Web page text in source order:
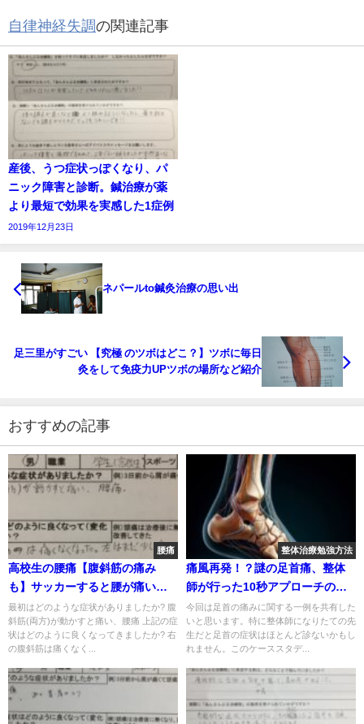
自律神経失調の関連記事
産後、うつ症状っぽくなり、パ
ニック障害と診断。鍼治療が薬
より最短で効果を実感した1症例
2019年12月23日
ネパールto鍼灸治療の思い出
足三里がすごい 【究極 のツボはどこ？】ツボに毎日
灸をして免疫力UPツボの場所など紹介
おすすめの記事
腰痛
高校生の腰痛【腹斜筋の痛み
も】サッカーすると腰が痛い整
体で改善した1症例
最初はどのような症状がありましたか? 腹
斜筋(両方)が動かすと痛い、腰痛 上記の症
状はどのように良くなってきましたか? 右
の腹斜筋は痛くなく...
整体治療勉強方法
痛風再発！？謎の足首痛、整体
師が行った10秒アプローチの結
果
今回は足首の痛みに関する一例を共有した
いと思います。特に整体師になりたての先
生だと足首の症状はほとんど診ないかもし
れません。このケーススタデ...